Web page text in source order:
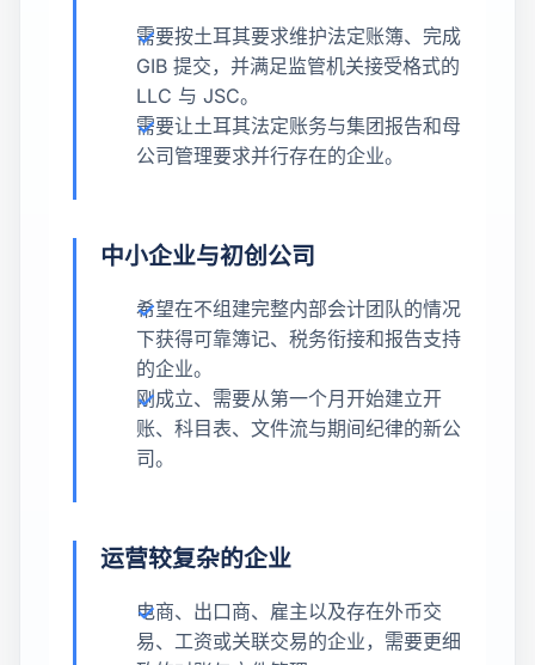
需要按土耳其要求维护法定账簿、完成
GIB 提交，并满足监管机关接受格式的
LLC 与 JSC。
需要让土耳其法定账务与集团报告和母
公司管理要求并行存在的企业。
中小企业与初创公司
希望在不组建完整内部会计团队的情况
下获得可靠簿记、税务衔接和报告支持
的企业。
刚成立、需要从第一个月开始建立开
账、科目表、文件流与期间纪律的新公
司。
运营较复杂的企业
电商、出口商、雇主以及存在外币交
易、工资或关联交易的企业，需要更细